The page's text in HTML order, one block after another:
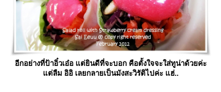
อีกอย่างที่ป้าอิ๋วเอ๋อ แต่ยินดีที่จะบอก คือตั้งใจจะใส่ทูน่าด้วยค่ะ
ต่ลืม อิอิ เลยกลายเป็นมังสะวิรัติไปค่ะ แฮ่..